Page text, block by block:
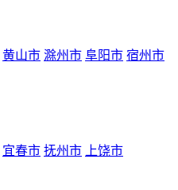
黄山市 滁州市 阜阳市 宿州市
宜春市 抚州市 上饶市